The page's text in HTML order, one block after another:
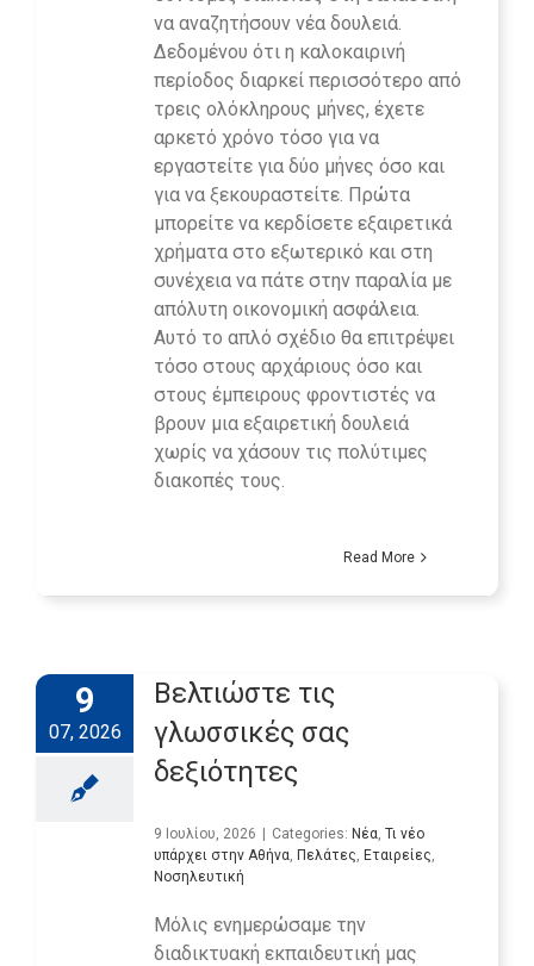
να αναζητήσουν νέα δουλειά.
Δεδομένου ότι η καλοκαιρινή
περίοδος διαρκεί περισσότερο από
τρεις ολόκληρους μήνες, έχετε
αρκετό χρόνο τόσο για να
εργαστείτε για δύο μήνες όσο και
για να ξεκουραστείτε. Πρώτα
μπορείτε να κερδίσετε εξαιρετικά
χρήματα στο εξωτερικό και στη
συνέχεια να πάτε στην παραλία με
απόλυτη οικονομική ασφάλεια.
Αυτό το απλό σχέδιο θα επιτρέψει
τόσο στους αρχάριους όσο και
στους έμπειρους φροντιστές να
βρουν μια εξαιρετική δουλειά
χωρίς να χάσουν τις πολύτιμες
διακοπές τους.
Read More
9
07, 2026
Βελτιώστε τις
γλωσσικές σας
δεξιότητες
9 Ιουλίου, 2026 Categories: Νέα, Τι νέο
υπάρχει στην Αθήνα, Πελάτες, Εταιρείες,
Νοσηλευτική
Μόλις ενημερώσαμε την
διαδικτυακή εκπαιδευτική μας